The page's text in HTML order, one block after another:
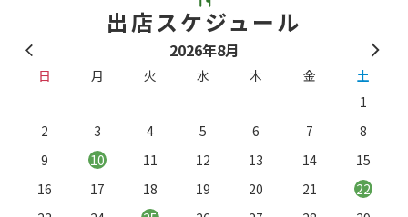
出店スケジュール
2026年8月
日 月 火 水 木 金
土
1
2
3 4 5 6 7
8
9
10 11 12 13 14
15
16
17 18 19 20 21
22